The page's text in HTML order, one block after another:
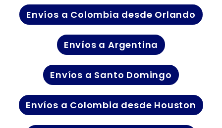
Envíos a Colombia desde Orlando
Envíos a Argentina
Envíos a Santo Domingo
Envíos a Colombia desde Houston